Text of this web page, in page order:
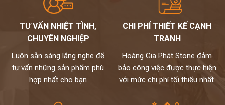
TƯ VẤN NHIỆT TÌNH,
CHUYÊN NGHIỆP
Luôn sẵn sàng lắng nghe để
tư vấn những sản phẩm phù
hợp nhất cho bạn
CHI PHÍ THIẾT KẾ CẠNH
TRANH
Hoàng Gia Phát Stone đảm
bảo công việc được thực hiện
với mức chi phí tối thiểu nhất.